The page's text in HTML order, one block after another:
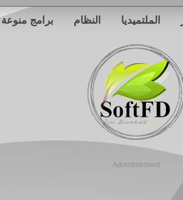
الملتميديا النظام
برامج منوعة
Advertisement